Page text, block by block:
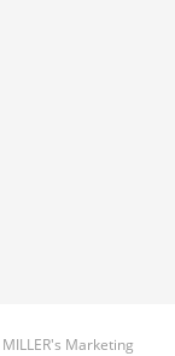
MILLER's Marketing